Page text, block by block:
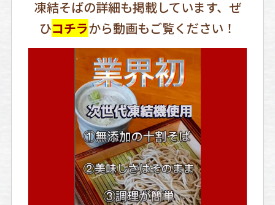
凍結そばの詳細も掲載しています、ぜ
ひコチラから動画もご覧ください！